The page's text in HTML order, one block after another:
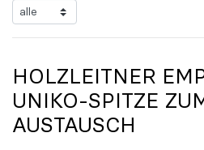
HOLZLEITNER
UNIKO-SPITZE
AUSTAUSCH